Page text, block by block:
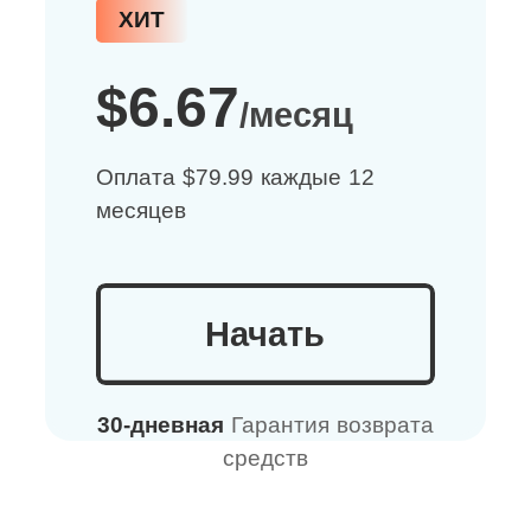
ХИТ
$6.67/месяц
Оплата $79.99 каждые 12
месяцев
Начать
30-дневная Гарантия возврата
средств